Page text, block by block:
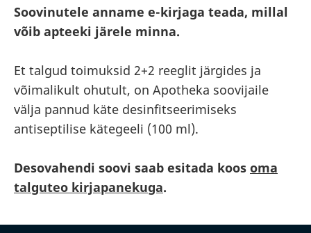
Soovinutele anname e-kirjaga teada, millal
võib apteeki järele minna.
Et talgud toimuksid 2+2 reeglit järgides ja
võimalikult ohutult, on Apotheka soovijaile
välja pannud käte desinfitseerimiseks
antiseptilise kätegeeli (100 ml).
Desovahendi soovi saab esitada koos oma
talguteo kirjapanekuga.